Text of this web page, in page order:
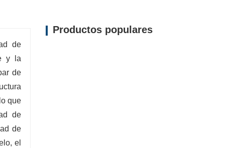
de
y la
de
que
de
de
el
Productos populares